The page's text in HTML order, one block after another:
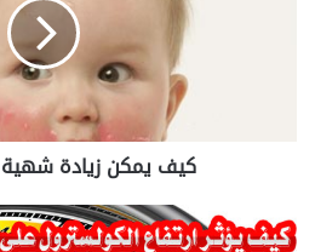
ة
ش
كيف يمكن زيادة شهية
ك
ي